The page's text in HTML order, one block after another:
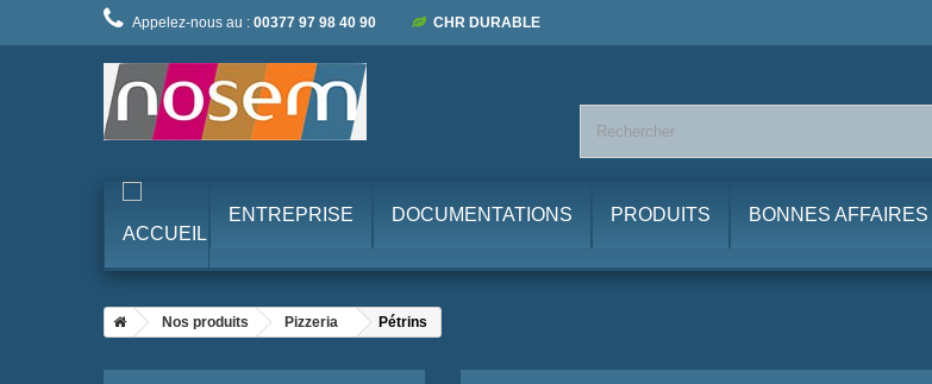
Appelez-nous au : 00377 97 98 40 90 CHR DURABLE
ENTREPRISE DOCUMENTATIONS PRODUITS BONNES AFFAIRES
Nos produits Pizzeria Pétrins